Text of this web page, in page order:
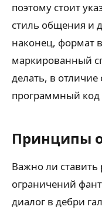
поэтому стоит
стиль общения и
наконец, формат
маркированный
делать, в отличие
программный код
Принципы
Важно ли ставить
ограничений
диалог в дебри